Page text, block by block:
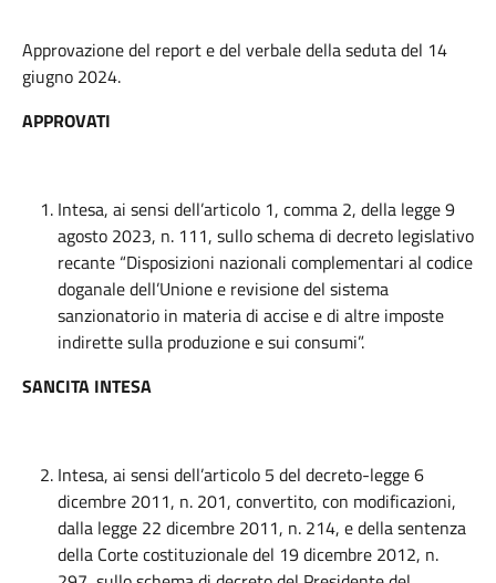
Approvazione del report e del verbale della seduta del 14
giugno 2024.
APPROVATI
Intesa, ai sensi dell’articolo 1, comma 2, della legge 9
agosto 2023, n. 111, sullo schema di decreto legislativo
recante “Disposizioni nazionali complementari al codice
doganale dell’Unione e revisione del sistema
sanzionatorio in materia di accise e di altre imposte
indirette sulla produzione e sui consumi”.
SANCITA INTESA
Intesa, ai sensi dell’articolo 5 del decreto-legge 6
dicembre 2011, n. 201, convertito, con modificazioni,
dalla legge 22 dicembre 2011, n. 214, e della sentenza
della Corte costituzionale del 19 dicembre 2012, n.